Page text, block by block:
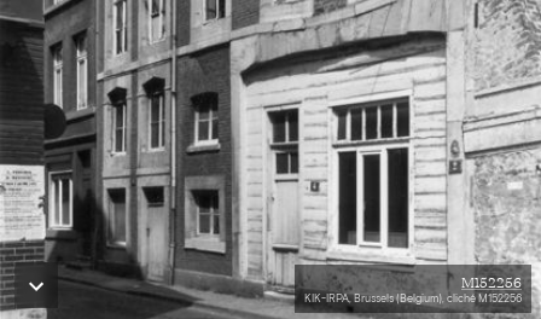
M152256
KIK-IRPA, Brussels (Belgium), cliché M152256